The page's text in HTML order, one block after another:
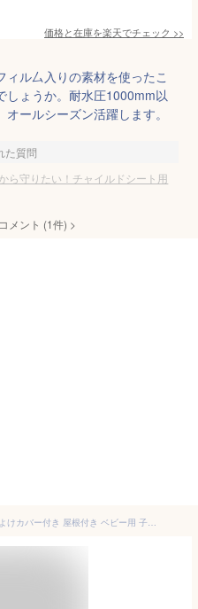
価格と在庫を楽天でチェック >>
ル厶入りの素材を使ったこ
しょうか。耐水圧1000mm以
ールシーズン活躍します。
た質問
ら守りたい！チャイルドシート用
メント (1件) >
OKUYOSHI プール 滑り台付き 日よけカバー付き 屋根付き ベビー用 子供用プール 折りたたみ式 大型 水遊び コンパクト 日本語説明書付き 3層 2.6m